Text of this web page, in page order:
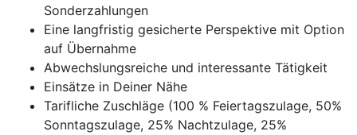
Sonderzahlungen
Eine langfristig gesicherte Perspektive mit Option
auf Übernahme
Abwechslungsreiche und interessante Tätigkeit
Einsätze in Deiner Nähe
Tarifliche Zuschläge (100 % Feiertagszulage, 50%
Sonntagszulage, 25% Nachtzulage, 25%